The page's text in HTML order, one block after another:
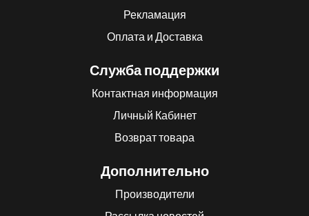
Рекламация
Оплата и Доставка
Служба поддержки
Контактная информация
Личный Кабинет
Возврат товара
Дополнительно
Производители